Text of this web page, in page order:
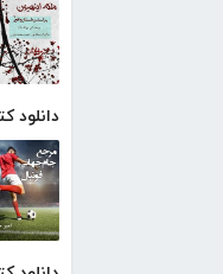
دانلود